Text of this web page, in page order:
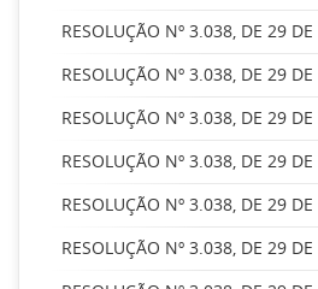
RESOLUÇÃO Nº 3.038, DE 29
RESOLUÇÃO Nº 3.038, DE 29
RESOLUÇÃO Nº 3.038, DE 29
RESOLUÇÃO Nº 3.038, DE 29
RESOLUÇÃO Nº 3.038, DE 29
RESOLUÇÃO Nº 3.038, DE 29